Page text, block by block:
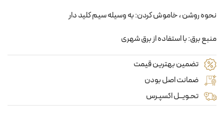
نحوه روشن ، خاموش کردن: به وسیله سیم کلید دار
منبع برق: با استفاده از برق شهری
تضمین بهترین قیمت
ضمانت اصل بودن
تحـویــل اکسپـرس